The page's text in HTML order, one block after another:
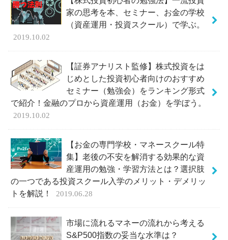
家の思考を本、セミナー、お金の学校
（資産運用・投資スクール）で学ぶ。
2019.10.02
【証券アナリスト監修】株式投資をは
じめとした投資初心者向けのおすすめ
セミナー（勉強会）をランキング形式
で紹介！金融のプロから資産運用（お金）を学ぼう。
2019.10.02
【お金の専門学校・マネースクール特
集】老後の不安を解消する効果的な資
産運用の勉強・学習方法とは？選択肢
の一つである投資スクール入学のメリット・デメリッ
トを解説！
2019.06.28
市場に流れるマネーの流れから考える
S&P500指数の妥当な水準は？